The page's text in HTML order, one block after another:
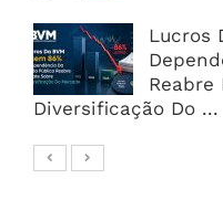
Lucros
Reabre
Diversificação Do ...